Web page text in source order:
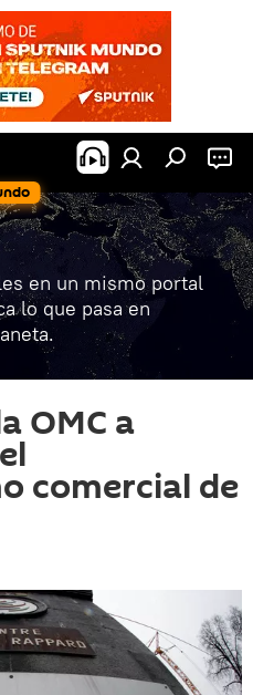
en un mismo portal
lo que pasa en
OMC a
comercial de